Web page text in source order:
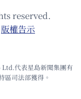
reserved.
版權告⽰
代表星島新聞集團有
區司法部獲得。